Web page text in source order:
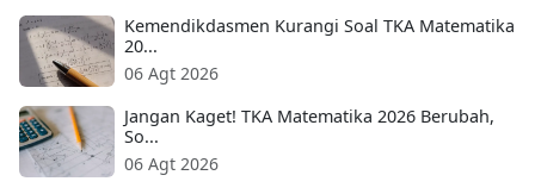
Kemendikdasmen Kurangi Soal TKA Matematika
20...
06 Agt 2026
Jangan Kaget! TKA Matematika 2026 Berubah,
So...
06 Agt 2026